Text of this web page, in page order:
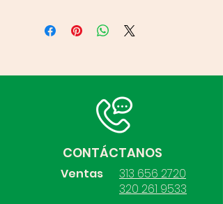
CONTÁCTANOS
Ventas
313 656 2720
320 261 9533